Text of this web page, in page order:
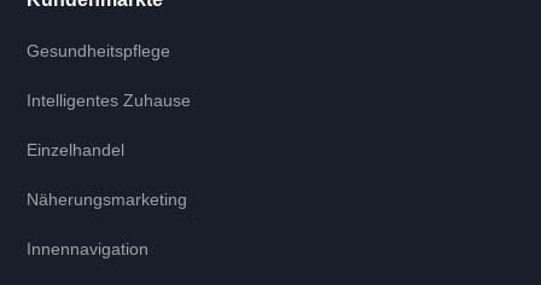
Gesundheitspflege
Intelligentes Zuhause
Einzelhandel
Näherungsmarketing
Innennavigation